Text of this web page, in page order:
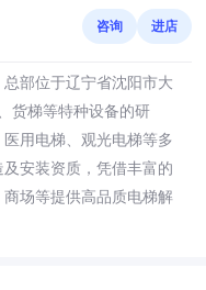
咨询 进店
部位于辽宁省沈阳市大
货梯等特种设备的研
用电梯、观光电梯等多
安装资质，凭借丰富的
场等提供高品质电梯解